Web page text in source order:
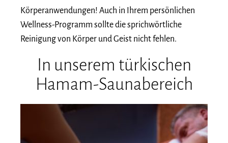
Körperanwendungen! Auch in Ihrem persönlichen
Wellness-Programm sollte die sprichwörtliche
Reinigung von Körper und Geist nicht fehlen.
In unserem türkischen
Hamam-Saunabereich